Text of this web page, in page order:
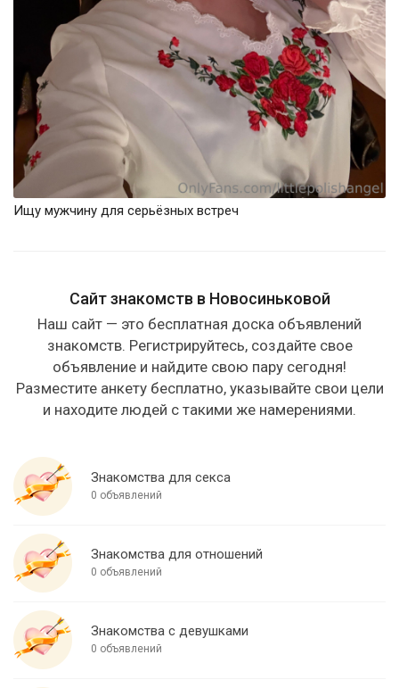
Ищу мужчину для серьёзных встреч
Сайт знакомств в Новосиньковой
Наш сайт — это бесплатная доска объявлений
знакомств. Регистрируйтесь, создайте свое
объявление и найдите свою пару сегодня!
Разместите анкету бесплатно, указывайте свои цели
и находите людей с такими же намерениями.
Знакомства для секса
0 объявлений
Знакомства для отношений
0 объявлений
Знакомства с девушками
0 объявлений